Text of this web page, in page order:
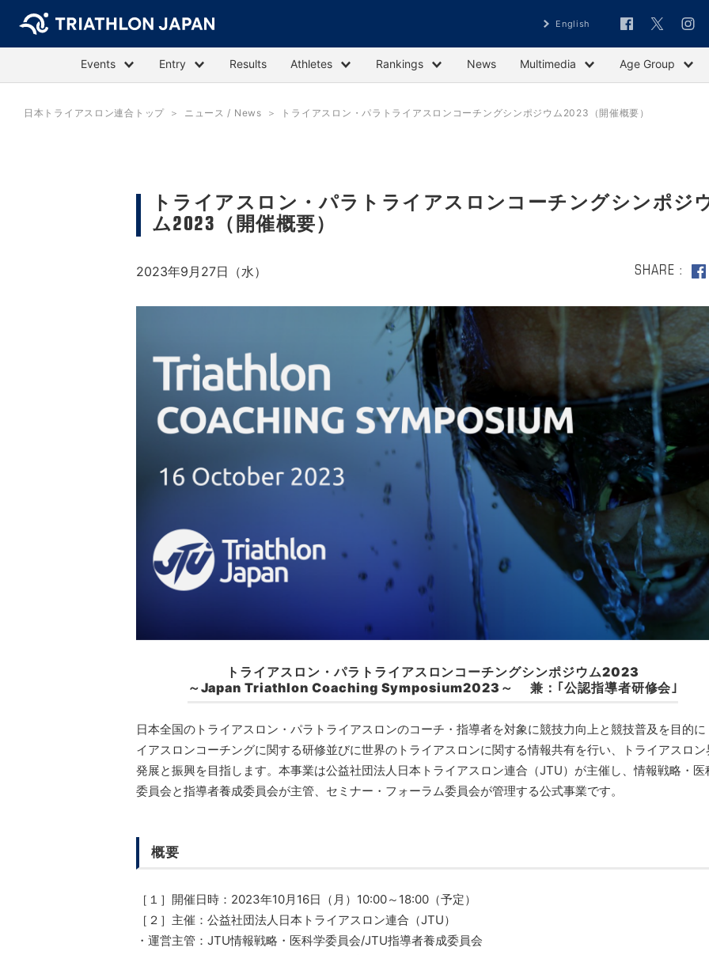
English
Events Entry Results Athletes Rankings News Multimedia Age Group
日本トライアスロン連合トップ ニュース / News トライアスロン・パラトライアスロンコーチングシンポジウム2023（開催概要）
トライアスロン・パラトライアスロンコーチングシンポジ
ム2023（開催概要）
2023年9月27日（水） SHARE
トライアスロン・パラトライアスロンコーチングシンポジウム2023
～Japan Triathlon Coaching Symposium2023～ 兼：｢公認指導者研修会｣
日本全国のトライアスロン・パラトライアスロンのコーチ・指導者を対象に競技力向上と競技普及を目的に
イアスロンコーチングに関する研修並びに世界のトライアスロンに関する情報共有を行い、トライアスロン
発展と振興を目指します。本事業は公益社団法人日本トライアスロン連合（JTU）が主催し、情報戦略・医
委員会と指導者養成委員会が主管、セミナー・フォーラム委員会が管理する公式事業です。
概要
［１］開催日時：2023年10月16日（月）10:00～18:00（予定）
［２］主催：公益社団法人日本トライアスロン連合（JTU）
・運営主管：JTU情報戦略・医科学委員会/JTU指導者養成委員会